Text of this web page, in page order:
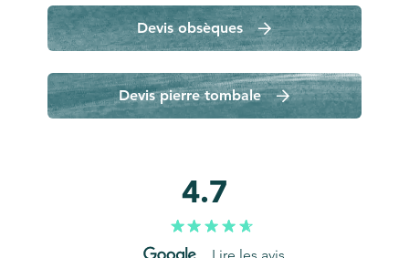
Devis obsèques
Devis pierre tombale
4.7